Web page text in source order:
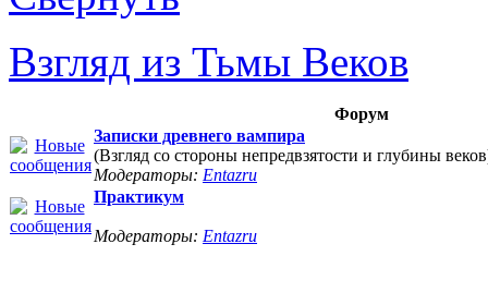
Взгляд из Тьмы Веков
Форум
Записки древнего вампира
(Взгляд со стороны непредвзятости и глубины
Модераторы: Entazru
Практикум
Модераторы: Entazru